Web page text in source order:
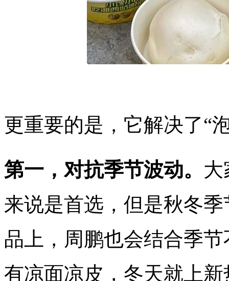
更重要的是，它解决了“
第一，对抗季节波动。 大
来说是首选，但是秋冬
品上，周鹏也会结合季
有凉面凉皮，冬天就上